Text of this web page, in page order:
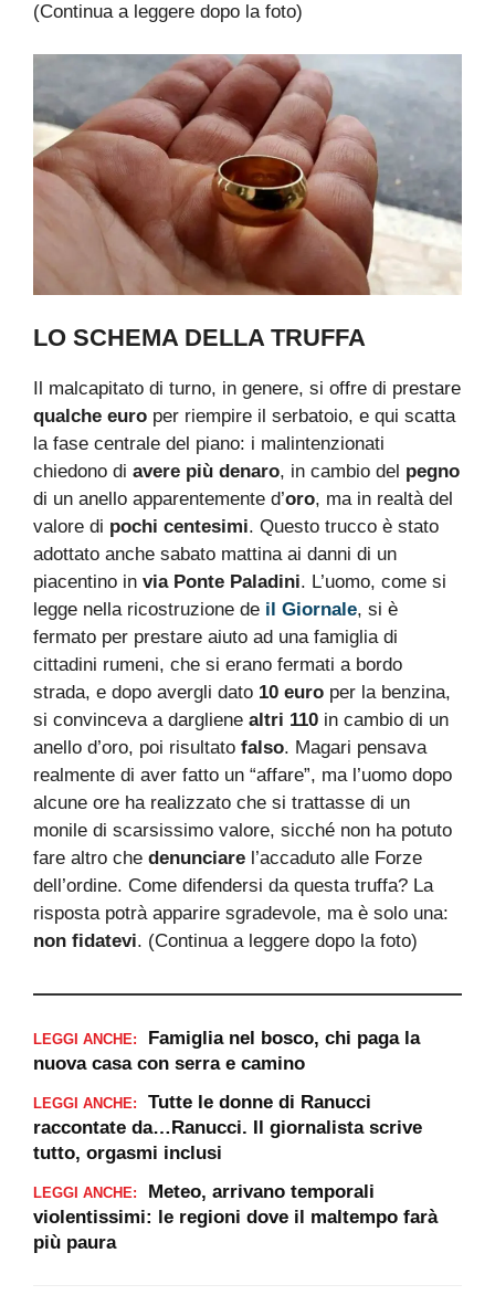
(Continua a leggere dopo la foto)
LO SCHEMA DELLA TRUFFA
Il malcapitato di turno, in genere, si offre di prestare
qualche euro per riempire il serbatoio, e qui scatta
la fase centrale del piano: i malintenzionati
chiedono di avere più denaro, in cambio del pegno
di un anello apparentemente d’oro, ma in realtà del
valore di pochi centesimi. Questo trucco è stato
adottato anche sabato mattina ai danni di un
piacentino in via Ponte Paladini. L’uomo, come si
legge nella ricostruzione de il Giornale, si è
fermato per prestare aiuto ad una famiglia di
cittadini rumeni, che si erano fermati a bordo
strada, e dopo avergli dato 10 euro per la benzina,
si convinceva a dargliene altri 110 in cambio di un
anello d’oro, poi risultato falso. Magari pensava
realmente di aver fatto un “affare”, ma l’uomo dopo
alcune ore ha realizzato che si trattasse di un
monile di scarsissimo valore, sicché non ha potuto
fare altro che denunciare l’accaduto alle Forze
dell’ordine. Come difendersi da questa truffa? La
risposta potrà apparire sgradevole, ma è solo una:
non fidatevi. (Continua a leggere dopo la foto)
LEGGI ANCHE:
Famiglia nel bosco, chi paga la
nuova casa con serra e camino
LEGGI ANCHE:
Tutte le donne di Ranucci
raccontate da…Ranucci. Il giornalista scrive
tutto, orgasmi inclusi
LEGGI ANCHE:
Meteo, arrivano temporali
violentissimi: le regioni dove il maltempo farà
più paura